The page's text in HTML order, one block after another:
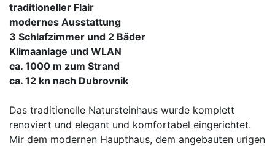
traditioneller Flair
modernes Ausstattung
3 Schlafzimmer und 2 Bäder
Klimaanlage und WLAN
ca. 1000 m zum Strand
ca. 12 kn nach Dubrovnik
Das traditionelle Natursteinhaus wurde komplett
renoviert und elegant und komfortabel eingerichtet.
Mir dem modernen Haupthaus, dem angebauten urigen